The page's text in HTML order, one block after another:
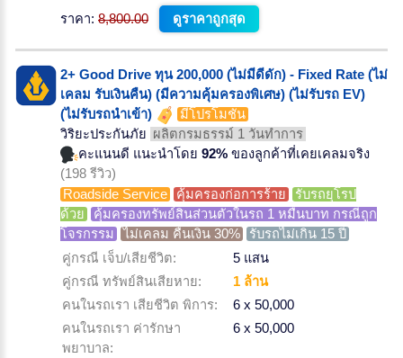
ราคา: 8,800.00 ดูราคาถูกสุด
2+ Good Drive ทุน 200,000 (ไม่มีดีดัก) - Fixed Rate (ไม่
เคลม รับเงินคืน) (มีความคุ้มครองพิเศษ) (ไม่รับรถ EV)
(ไม่รับรถนำเข้า)
มีโปรโมชั่น
วิริยะประกันภัย ผลิตกรมธรรม์ 1 วันทำการ
คะแนนดี แนะนำโดย 92% ของลูกค้าที่เคยเคลมจริง
(198 รีวิว)
Roadside Service
คุ้มครองก่อการร้าย
รับรถยุโรป
ด้วย
คุ้มครองทรัพย์สินส่วนตัวในรถ 1 หมื่นบาท กรณีถูก
โจรกรรม
ไม่เคลม คืนเงิน 30%
รับรถไม่เกิน 15 ปี
คู่กรณี เจ็บ/เสียชีวิต:
5 แสน
คู่กรณี ทรัพย์สินเสียหาย:
1 ล้าน
คนในรถเรา เสียชีวิต พิการ:
6 x 50,000
คนในรถเรา ค่ารักษา
พยาบาล:
6 x 50,000